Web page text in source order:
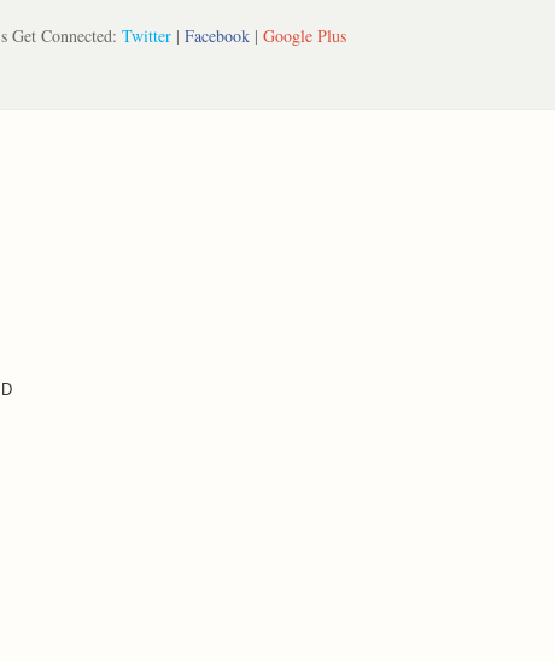
Get Connected: Twitter| Facebook| Google Plus